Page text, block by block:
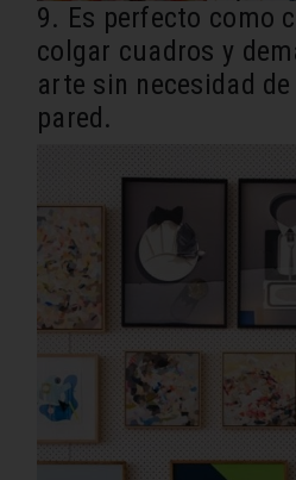
9. Es perfecto como
colgar cuadros y
arte sin necesidad
pared.